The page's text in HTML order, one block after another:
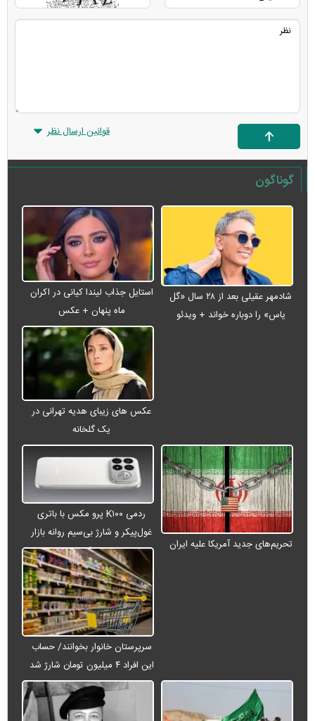
قوانین ارسال نظر
گوناگون
شادمهر عقیلی بعد از ۲۸ سال «گل
یاس» را دوباره خواند + ویدئو
استایل جذاب لیندا کیانی در اکران
ماه پنهان + عکس
عکس های زیبای هدیه تهرانی در
یک گلخانه
تحریم‌های جدید آمریکا علیه ایران
ردمی K۱۰۰ پرو مکس با باتری
غول‌پیکر و شارژ بی‌سیم روانه بازار
می‌شود
سرپرستان خانوار بخوانند/ حساب
این افراد ۴ میلیون تومان شارژ شد